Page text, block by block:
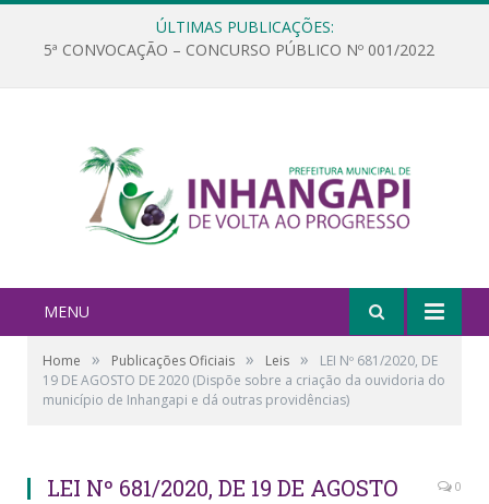
ÚLTIMAS PUBLICAÇÕES:
5ª CONVOCAÇÃO – CONCURSO PÚBLICO Nº 001/2022
MENU
Home » Publicações Oficiais » Leis »
LEI Nº 681/2020, DE
19 DE AGOSTO DE 2020 (Dispõe sobre a criação da ouvidoria do
município de Inhangapi e dá outras providências)
LEI Nº 681/2020, DE 19 DE AGOSTO
0